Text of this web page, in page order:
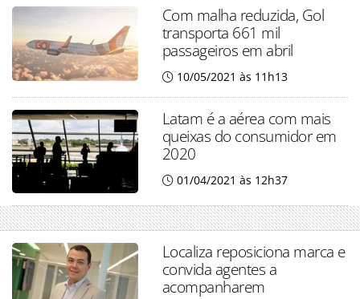
Com malha reduzida, Gol
transporta 661 mil
passageiros em abril
10/05/2021 às 11h13
Latam é a aérea com mais
queixas do consumidor em
2020
01/04/2021 às 12h37
Localiza reposiciona marca e
convida agentes a
acompanharem